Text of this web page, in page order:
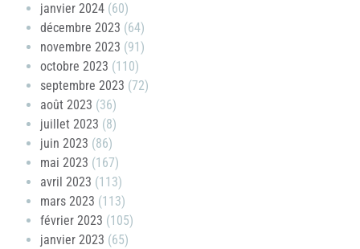
janvier 2024 (60)
décembre 2023 (64)
novembre 2023 (91)
octobre 2023 (110)
septembre 2023 (72)
août 2023 (36)
juillet 2023 (8)
juin 2023 (86)
mai 2023 (167)
avril 2023 (113)
mars 2023 (113)
février 2023 (105)
janvier 2023 (65)